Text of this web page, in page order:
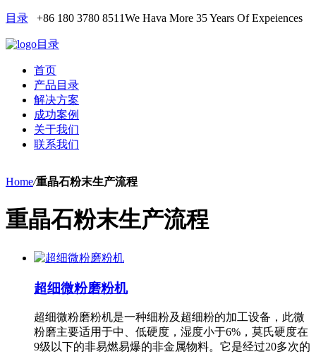
目录 +86 180 3780 8511We Hava More 35 Years Of Expeiences
目录
首页
产品目录
解决方案
成功案例
关于我们
联系我们
Home/重晶石粉末生产流程
重晶石粉末生产流程
超细微粉磨粉机
超细微粉磨粉机是一种细粉及超细粉的加工设备，此微
粉磨主要适用于中、低硬度，湿度小于6%，莫氏硬度在
9级以下的非易燃易爆的非金属物料。它是经过20多次的